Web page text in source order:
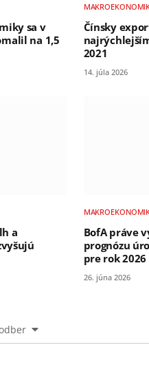
sa v
na 1,5
Čínsky
2021
14. júla 2026
a
BofA práve
prognózu
pre rok 2026
26. júna 2026